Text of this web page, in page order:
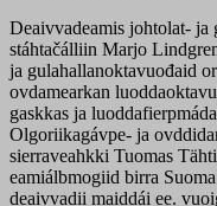
Deaivvadeamis johtolat-
stáhtačálliin Marjo
ja gulahallanoktavuođaid
ovdamearkan
gaskkas ja
Olgoriikagávpe- ja
sierraveahkki Tuomas
eamiálbmogiid birra
deaivvadii maiddái ee.